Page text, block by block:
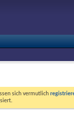
sich vermutlich